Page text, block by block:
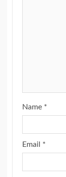
Name *
Email *